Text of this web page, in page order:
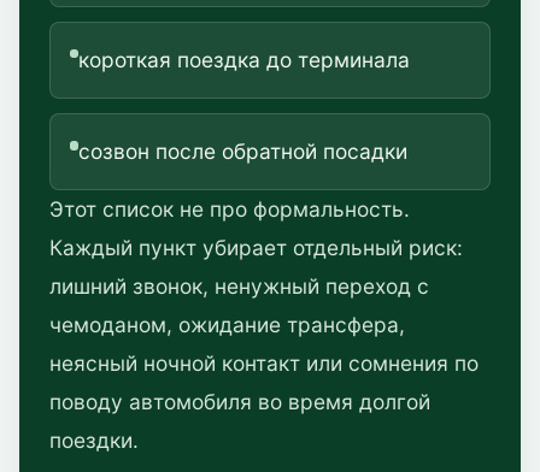
короткая поездка до терминала
созвон после обратной посадки
Этот список не про формальность.
Каждый пункт убирает отдельный риск:
лишний звонок, ненужный переход с
чемоданом, ожидание трансфера,
неясный ночной контакт или сомнения по
поводу автомобиля во время долгой
поездки.